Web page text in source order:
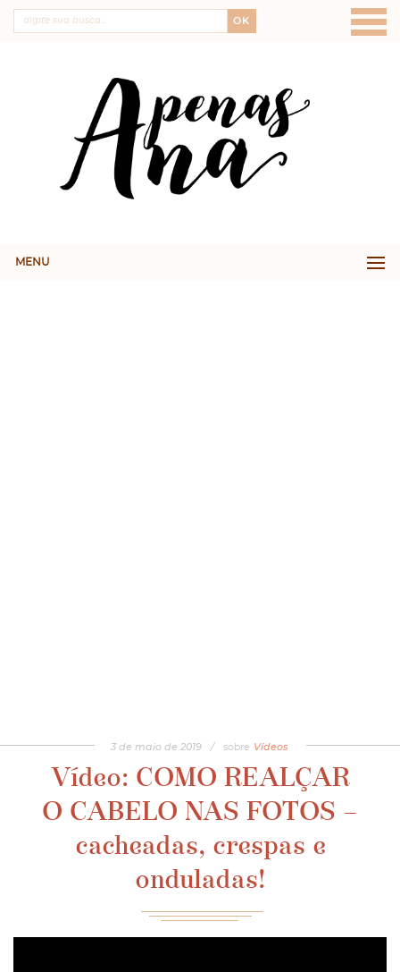
OK
MENU
3 de maio de 2019 / sobre Vídeos
Vídeo: COMO REALÇAR
O CABELO NAS FOTOS –
cacheadas, crespas e
onduladas!